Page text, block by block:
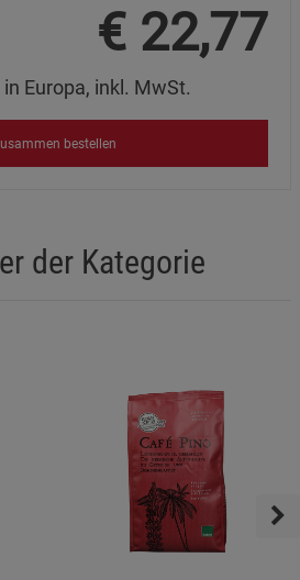
€ 22,77
Europa, inkl. MwSt.
bestellen
der Kategorie